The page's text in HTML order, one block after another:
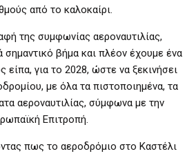
από το καλοκαίρι.
της συμφωνίας αεροναυτιλίας,
σημαντικό βήμα και πλέον έχουμε ένα
είπα, για το 2028, ώστε να ξεκινήσει
με όλα τα πιστοποιημένα, τα
αεροναυτιλίας, σύμφωνα με την
Επιτροπή.
πως το αεροδρόμιο στο Καστέλι